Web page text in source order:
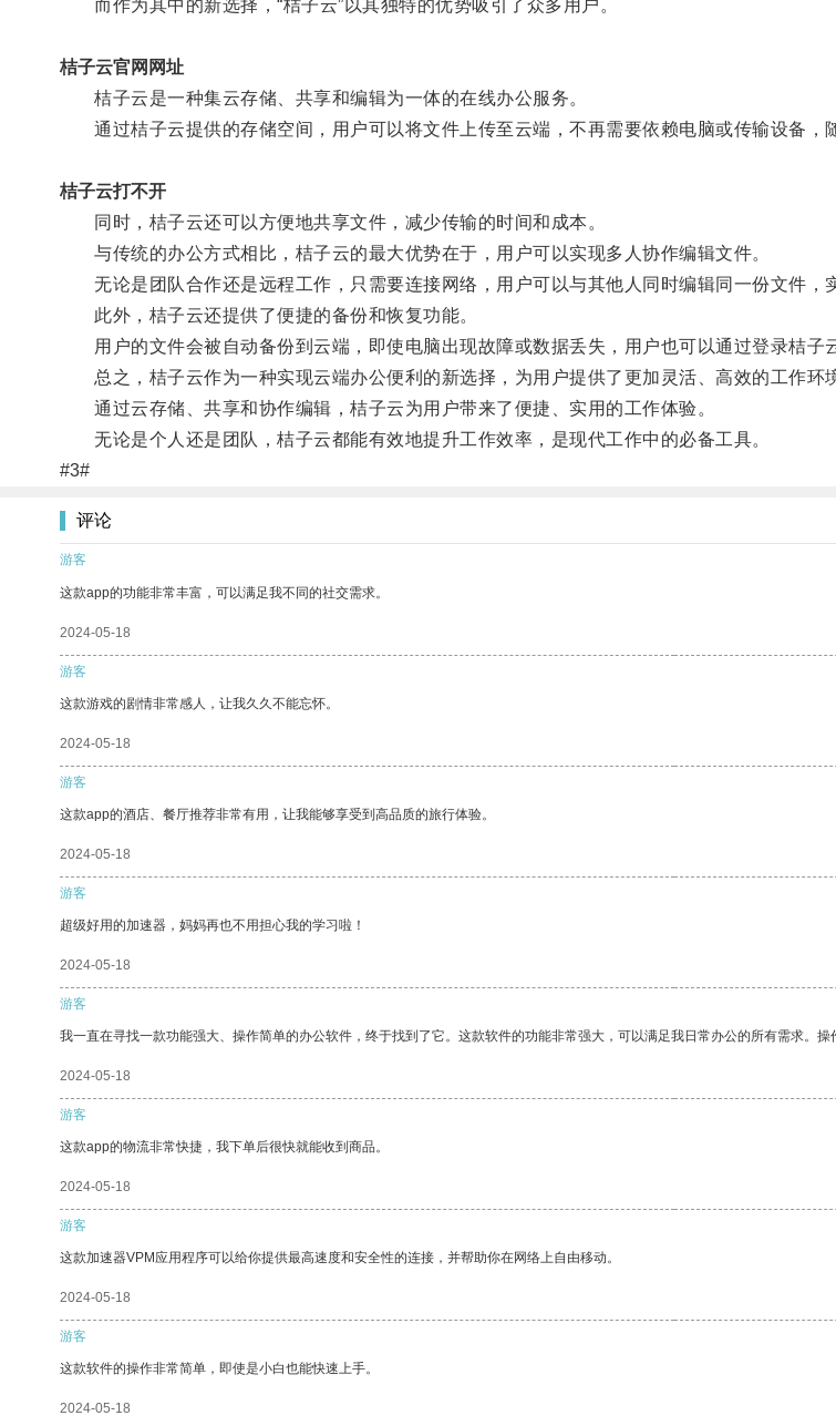
而作为其中的新选择，“桔子云”以其独特的优势吸引了众多用户。
桔子云官网网址
桔子云是一种集云存储、共享和编辑为一体的在线办公服务。
通过桔子云提供的存储空间，用户可以将文件上传至云端，不再需要依赖电脑或传输设备，
桔子云打不开
同时，桔子云还可以方便地共享文件，减少传输的时间和成本。
与传统的办公方式相比，桔子云的最大优势在于，用户可以实现多人协作编辑文件。
无论是团队合作还是远程工作，只需要连接网络，用户可以与其他人同时编辑同一份文件，
此外，桔子云还提供了便捷的备份和恢复功能。
用户的文件会被自动备份到云端，即使电脑出现故障或数据丢失，用户也可以通过登录桔子
总之，桔子云作为一种实现云端办公便利的新选择，为用户提供了更加灵活、高效的工作环
通过云存储、共享和协作编辑，桔子云为用户带来了便捷、实用的工作体验。
无论是个人还是团队，桔子云都能有效地提升工作效率，是现代工作中的必备工具。
#3#
评论
游客
这款app的功能非常丰富，可以满足我不同的社交需求。
2024-05-18
游客
这款游戏的剧情非常感人，让我久久不能忘怀。
2024-05-18
游客
这款app的酒店、餐厅推荐非常有用，让我能够享受到高品质的旅行体验。
2024-05-18
游客
超级好用的加速器，妈妈再也不用担心我的学习啦！
2024-05-18
游客
我一直在寻找一款功能强大、操作简单的办公软件，终于找到了它。这款软件的功能非常强大，可以满足我日常办公的所有需求。操
2024-05-18
游客
这款app的物流非常快捷，我下单后很快就能收到商品。
2024-05-18
游客
这款加速器VPM应用程序可以给你提供最高速度和安全性的连接，并帮助你在网络上自由移动。
2024-05-18
游客
这款软件的操作非常简单，即使是小白也能快速上手。
2024-05-18